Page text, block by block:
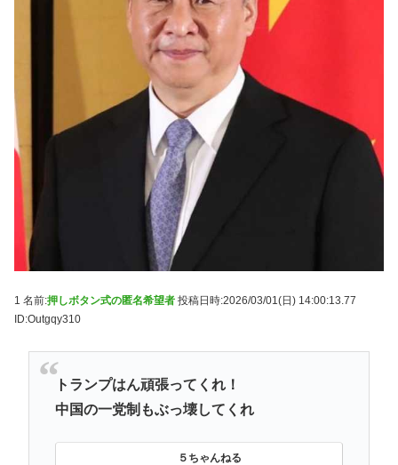
1 名前:押しボタン式の匿名希望者 投稿日時:2026/03/01(日) 14:00:13.77
ID:Outgqy310
トランプはん頑張ってくれ！
中国の一党制もぶっ壊してくれ
５ちゃんねる